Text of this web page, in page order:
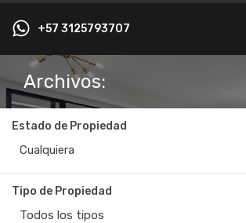
+57 3125793707
Archivos:
Estado de Propiedad
Cualquiera
Tipo de Propiedad
Todos los tipos